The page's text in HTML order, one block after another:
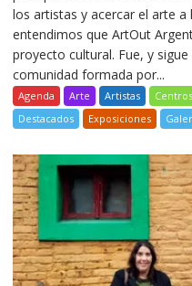
los artistas y acercar el arte
entendimos que ArtOut
proyecto cultural. Fue, y
comunidad formada por...
Agenda Arte Artistas
Destacados
Exposiciones